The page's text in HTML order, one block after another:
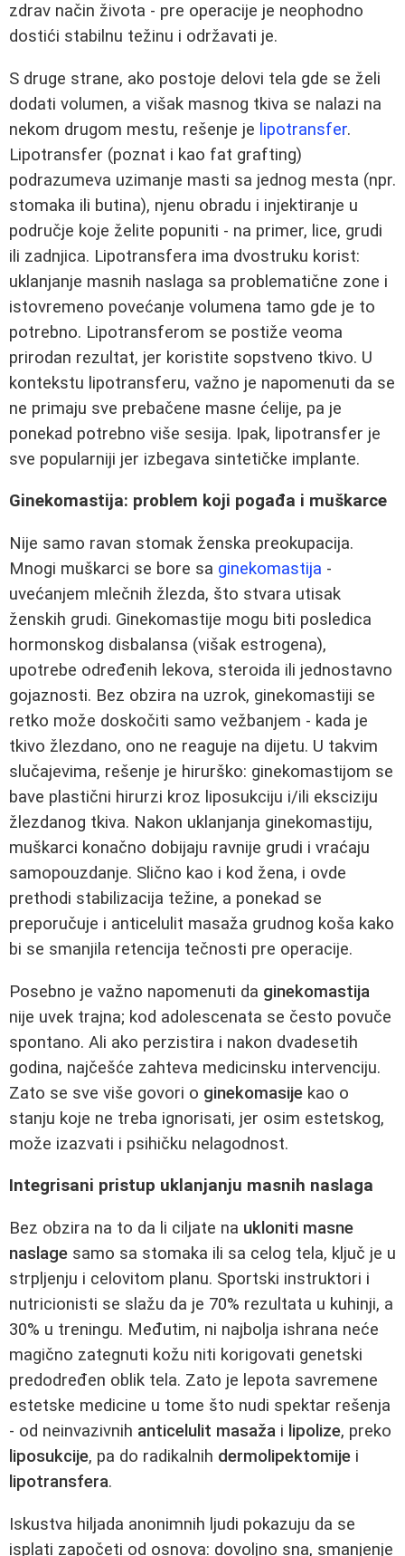
zdrav način života - pre operacije je neophodno
dostići stabilnu težinu i održavati je.
S druge strane, ako postoje delovi tela gde se želi
dodati volumen, a višak masnog tkiva se nalazi na
nekom drugom mestu, rešenje je lipotransfer.
Lipotransfer (poznat i kao fat grafting)
podrazumeva uzimanje masti sa jednog mesta (npr.
stomaka ili butina), njenu obradu i injektiranje u
područje koje želite popuniti - na primer, lice, grudi
ili zadnjica. Lipotransfera ima dvostruku korist:
uklanjanje masnih naslaga sa problematične zone i
istovremeno povećanje volumena tamo gde je to
potrebno. Lipotransferom se postiže veoma
prirodan rezultat, jer koristite sopstveno tkivo. U
kontekstu lipotransferu, važno je napomenuti da se
ne primaju sve prebačene masne ćelije, pa je
ponekad potrebno više sesija. Ipak, lipotransfer je
sve popularniji jer izbegava sintetičke implante.
Ginekomastija: problem koji pogađa i muškarce
Nije samo ravan stomak ženska preokupacija.
Mnogi muškarci se bore sa ginekomastija -
uvećanjem mlečnih žlezda, što stvara utisak
ženskih grudi. Ginekomastije mogu biti posledica
hormonskog disbalansa (višak estrogena),
upotrebe određenih lekova, steroida ili jednostavno
gojaznosti. Bez obzira na uzrok, ginekomastiji se
retko može doskočiti samo vežbanjem - kada je
tkivo žlezdano, ono ne reaguje na dijetu. U takvim
slučajevima, rešenje je hirurško: ginekomastijom se
bave plastični hirurzi kroz liposukciju i/ili eksciziju
žlezdanog tkiva. Nakon uklanjanja ginekomastiju,
muškarci konačno dobijaju ravnije grudi i vraćaju
samopouzdanje. Slično kao i kod žena, i ovde
prethodi stabilizacija težine, a ponekad se
preporučuje i anticelulit masaža grudnog koša kako
bi se smanjila retencija tečnosti pre operacije.
Posebno je važno napomenuti da ginekomastija
nije uvek trajna; kod adolescenata se često povuče
spontano. Ali ako perzistira i nakon dvadesetih
godina, najčešće zahteva medicinsku intervenciju.
Zato se sve više govori o ginekomasije kao o
stanju koje ne treba ignorisati, jer osim estetskog,
može izazvati i psihičku nelagodnost.
Integrisani pristup uklanjanju masnih naslaga
Bez obzira na to da li ciljate na ukloniti masne
naslage samo sa stomaka ili sa celog tela, ključ je u
strpljenju i celovitom planu. Sportski instruktori i
nutricionisti se slažu da je 70% rezultata u kuhinji, a
30% u treningu. Međutim, ni najbolja ishrana neće
magično zategnuti kožu niti korigovati genetski
predodređen oblik tela. Zato je lepota savremene
estetske medicine u tome što nudi spektar rešenja
- od neinvazivnih anticelulit masaža i lipolize, preko
liposukcije, pa do radikalnih dermolipektomije i
lipotransfera.
Iskustva hiljada anonimnih ljudi pokazuju da se
isplati započeti od osnova: dovoljno sna, smanjenje